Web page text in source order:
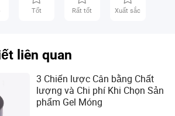
Tốt Rất tốt Xuất sắc
liên quan
3 Chiến lược Cân bằng Chất
lượng và Chi phí Khi Chọn Sản
phẩm Gel Móng